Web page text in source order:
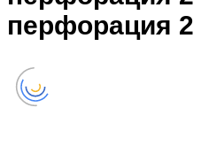
перфорация 2